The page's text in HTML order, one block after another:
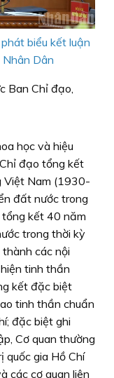
biểu kết luận
Dân
Ban Chỉ đạo,
học và hiệu
đạo tổng kết
Việt Nam (1930-
đất nước trong
kết 40 năm
trong thời kỳ
các nội
tinh thần
kết đặc biệt
tinh thần chuẩn
đặc biệt ghi
Cơ quan thường
quốc gia Hồ Chí
các cơ quan liên